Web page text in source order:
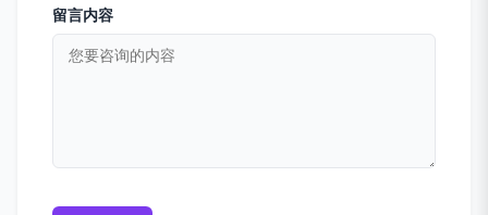
留言内容